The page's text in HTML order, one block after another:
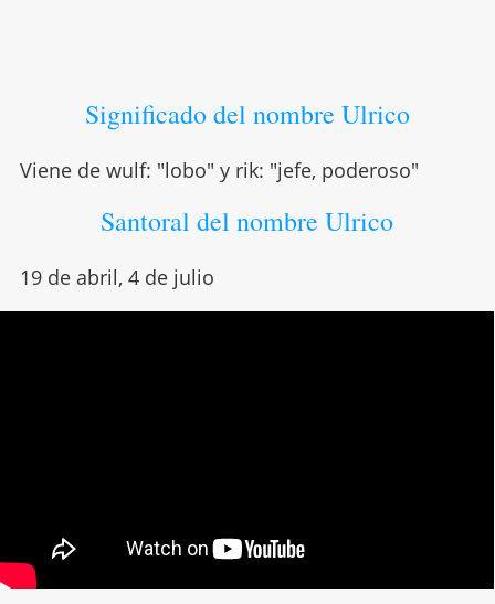
Significado del nombre Ulrico
Viene de wulf: "lobo" y rik: "jefe, poderoso"
Santoral del nombre Ulrico
19 de abril, 4 de julio